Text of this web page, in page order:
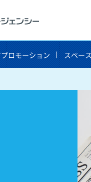
ロモーション スペー